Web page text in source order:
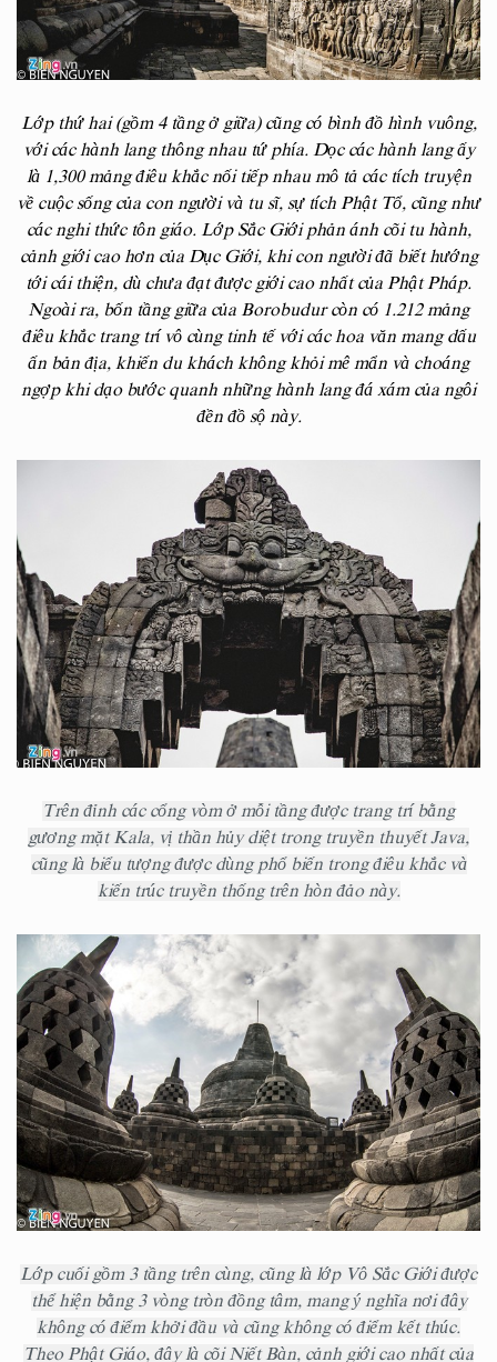
Lớp thứ hai (gồm 4 tầng ở giữa) cũng có bình đồ hình vuông,
với các hành lang thông nhau tứ phía. Dọc các hành lang ấy
là 1,300 mảng điêu khắc nối tiếp nhau mô tả các tích truyện
về cuộc sống của con người và tu sĩ, sự tích Phật Tổ, cũng như
các nghi thức tôn giáo. Lớp Sắc Giới phản ánh cõi tu hành,
cảnh giới cao hơn của Dục Giới, khi con người đã biết hướng
tới cái thiện, dù chưa đạt được giới cao nhất của Phật Pháp.
Ngoài ra, bốn tầng giữa của Borobudur còn có 1.212 mảng
điêu khắc trang trí vô cùng tinh tế với các hoa văn mang dấu
ấn bản địa, khiến du khách không khỏi mê mẩn và choáng
ngợp khi dạo bước quanh những hành lang đá xám của ngôi
đền đồ sộ này.
Trên đỉnh các cổng vòm ở mỗi tầng được trang trí bằng
gương mặt Kala, vị thần hủy diệt trong truyền thuyết Java,
cũng là biểu tượng được dùng phổ biến trong điêu khắc và
kiến trúc truyền thống trên hòn đảo này.
Lớp cuối gồm 3 tầng trên cùng, cũng là lớp Vô Sắc Giới được
thể hiện bằng 3 vòng tròn đồng tâm, mang ý nghĩa nơi đây
không có điểm khởi đầu và cũng không có điểm kết thúc.
Theo Phật Giáo, đây là cõi Niết Bàn, cảnh giới cao nhất của